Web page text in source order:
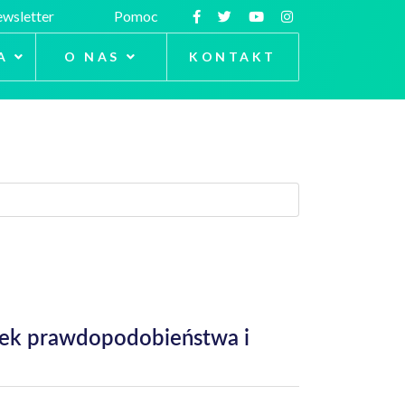
Pomoc
O NAS KONTAKT
prawdopodobieństwa i